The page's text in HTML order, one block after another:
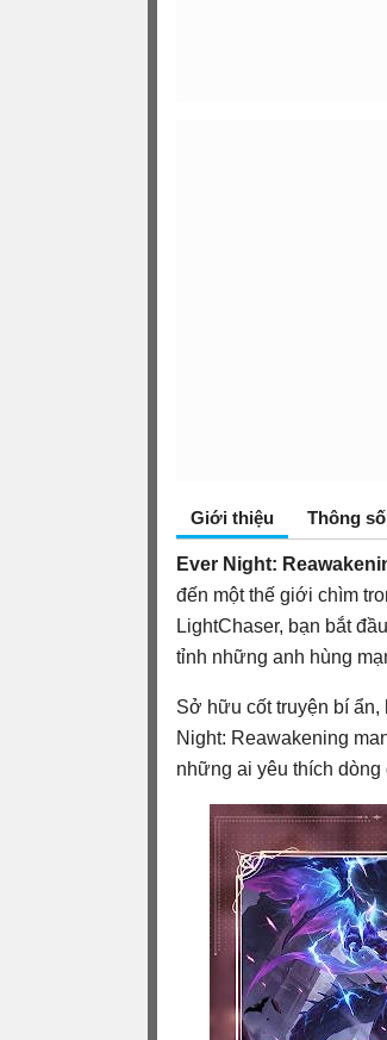
Giới thiệu Thông số
Ever Night:
đến một thế giới chìm
LightChaser, bạn bắt
tỉnh những anh hùng
Sở hữu cốt truyện bí ẩn,
Night: Reawakening
những ai yêu thích dòng